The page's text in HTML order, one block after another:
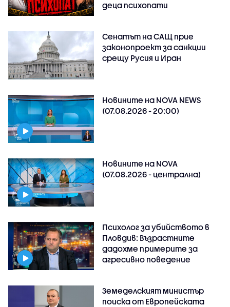
деца психопати
Сенатът на САЩ прие
законопроект за санкции
срещу Русия и Иран
Новините на NOVA NEWS
(07.08.2026 - 20:00)
Новините на NOVA
(07.08.2026 - централна)
Психолог за убийството в
Пловдив: Възрастните
дадохме примерите за
агресивно поведение
Земеделският министър
поиска от Европейската